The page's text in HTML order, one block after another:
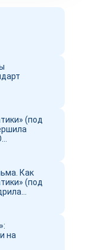
(под
фильм о
Как
(под
на